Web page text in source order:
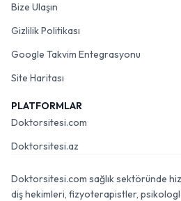
Bize Ulaşın
Gizlilik Politikası
Google Takvim Entegrasyonu
Site Haritası
PLATFORMLAR
Doktorsitesi.com
Doktorsitesi.az
Doktorsitesi.com sağlık sektöründe
diş hekimleri, fizyoterapistler,